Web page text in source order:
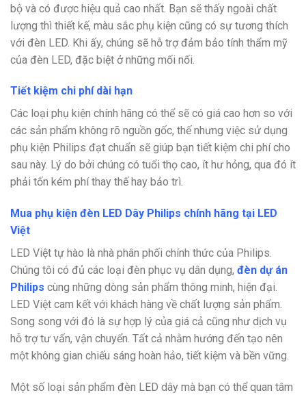
bộ và có được hiệu quả cao nhất. Bạn sẽ thấy ngoài chất
lượng thì thiết kế, màu sắc phụ kiện cũng có sự tương thích
với đèn LED. Khi ấy, chúng sẽ hỗ trợ đảm bảo tính thẩm mỹ
của đèn LED, đặc biệt ở những mối nối.
Tiết kiệm chi phí dài hạn
Các loại phụ kiện chính hãng có thể sẽ có giá cao hơn so với
các sản phẩm không rõ nguồn gốc, thế nhưng việc sử dụng
phụ kiện Philips đạt chuẩn sẽ giúp bạn tiết kiệm chi phí cho
sau này. Lý do bởi chúng có tuổi thọ cao, ít hư hỏng, qua đó ít
phải tốn kém phí thay thế hay bảo trì.
Mua phụ kiện đèn LED Dây Philips chính hãng tại LED
Việt
LED Việt tự hào là nhà phân phối chính thức của Philips.
Chúng tôi có đủ các loại đèn phục vụ dân dụng, đèn dự án
Philips cùng những dòng sản phẩm thông minh, hiện đại.
LED Việt cam kết với khách hàng về chất lượng sản phẩm.
Song song với đó là sự hợp lý của giá cả cũng như dịch vụ
hỗ trợ tư vấn, vận chuyển. Tất cả nhằm hướng đến tạo nên
một không gian chiếu sáng hoàn hảo, tiết kiệm và bền vững.
Một số loại sản phẩm đèn LED dây mà bạn có thể quan tâm